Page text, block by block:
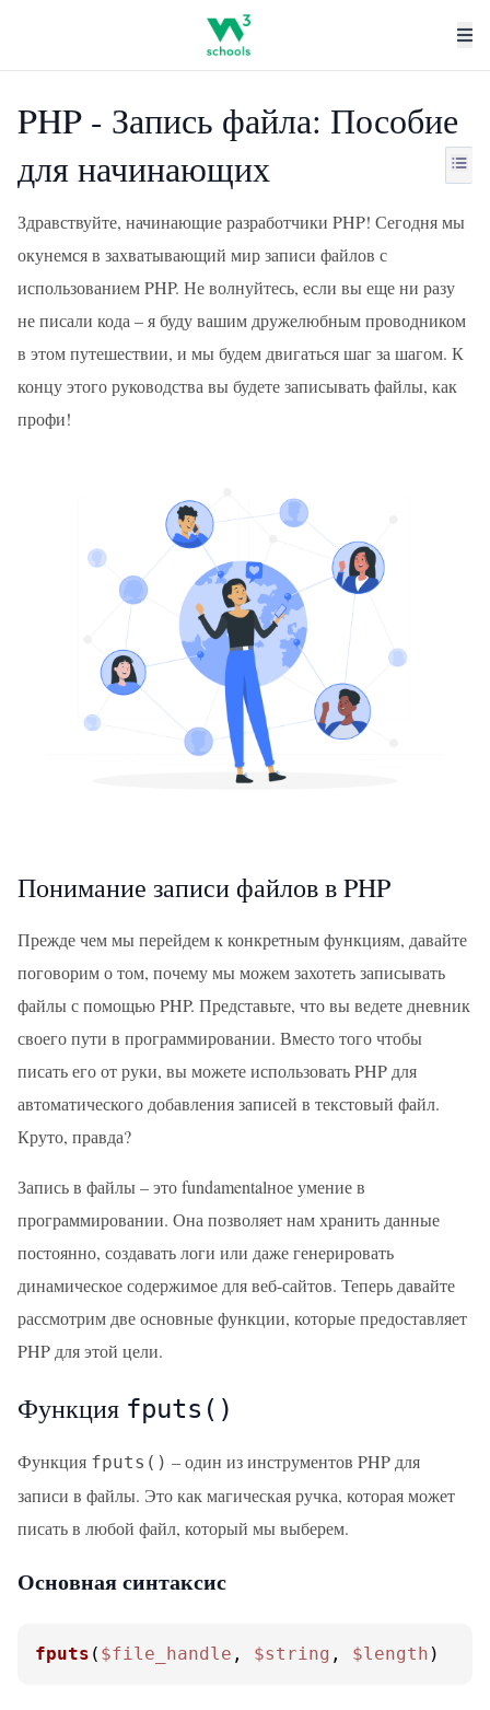
PHP - Запись файла: Пособие
для начинающих
Здравствуйте, начинающие разработчики PHP! Сегодня мы
окунемся в захватывающий мир записи файлов с
использованием PHP. Не волнуйтесь, если вы еще ни разу
не писали кода – я буду вашим дружелюбным проводником
в этом путешествии, и мы будем двигаться шаг за шагом. К
концу этого руководства вы будете записывать файлы, как
профи!
Понимание записи файлов в PHP
Прежде чем мы перейдем к конкретным функциям, давайте
поговорим о том, почему мы можем захотеть записывать
файлы с помощью PHP. Представьте, что вы ведете дневник
своего пути в программировании. Вместо того чтобы
писать его от руки, вы можете использовать PHP для
автоматического добавления записей в текстовый файл.
Круто, правда?
Запись в файлы – это fundamentalное умение в
программировании. Она позволяет нам хранить данные
постоянно, создавать логи или даже генерировать
динамическое содержимое для веб-сайтов. Теперь давайте
рассмотрим две основные функции, которые предоставляет
PHP для этой цели.
Функция fputs()
Функция fputs() – один из инструментов PHP для
записи в файлы. Это как магическая ручка, которая может
писать в любой файл, который мы выберем.
Основная синтаксис
fputs ( $file_handle , $string , $length )